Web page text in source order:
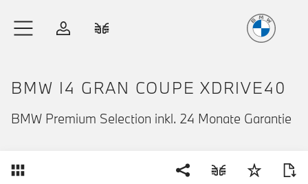
Anmelden
BMW I4 GRAN COUPE XDRIVE40
BMW Premium Selection inkl. 24 Monate Garantie